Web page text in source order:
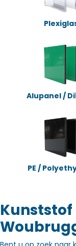
Alupanel /
PE /